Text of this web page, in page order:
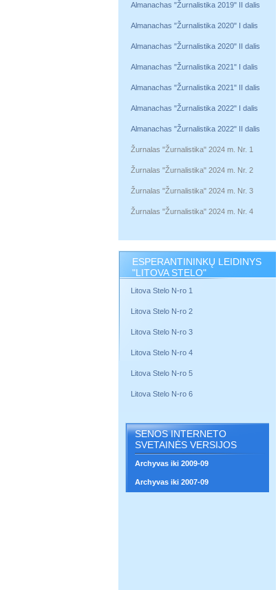
Almanachas "Žurnalistika 2019" II dalis
Almanachas "Žurnalistika 2020" I dalis
Almanachas "Žurnalistika 2020" II dalis
Almanachas "Žurnalistika 2021" I dalis
Almanachas "Žurnalistika 2021" II dalis
Almanachas "Žurnalistika 2022" I dalis
Almanachas "Žurnalistika 2022" II dalis
Žurnalas "Žurnalistika" 2024 m. Nr. 1
Žurnalas "Žurnalistika" 2024 m. Nr. 2
Žurnalas "Žurnalistika" 2024 m. Nr. 3
Žurnalas "Žurnalistika" 2024 m. Nr. 4
ESPERANTININKŲ LEIDINYS
"LITOVA STELO"
Litova Stelo N-ro 1
Litova Stelo N-ro 2
Litova Stelo N-ro 3
Litova Stelo N-ro 4
Litova Stelo N-ro 5
Litova Stelo N-ro 6
SENOS INTERNETO
SVETAINĖS VERSIJOS
Archyvas iki 2009-09
Archyvas iki 2007-09